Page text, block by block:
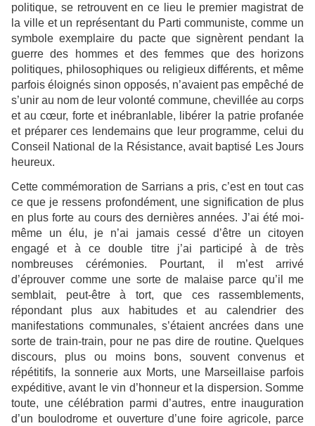
politique, se retrouvent en ce lieu le premier magistrat de
la ville et un représentant du Parti communiste, comme un
symbole exemplaire du pacte que signèrent pendant la
guerre des hommes et des femmes que des horizons
politiques, philosophiques ou religieux différents, et même
parfois éloignés sinon opposés, n’avaient pas empêché de
s’unir au nom de leur volonté commune, chevillée au corps
et au cœur, forte et inébranlable, libérer la patrie profanée
et préparer ces lendemains que leur programme, celui du
Conseil National de la Résistance, avait baptisé Les Jours
heureux.
Cette commémoration de Sarrians a pris, c’est en tout cas
ce que je ressens profondément, une signification de plus
en plus forte au cours des dernières années. J’ai été moi-
même un élu, je n’ai jamais cessé d’être un citoyen
engagé et à ce double titre j’ai participé à de très
nombreuses cérémonies. Pourtant, il m’est arrivé
d’éprouver comme une sorte de malaise parce qu’il me
semblait, peut-être à tort, que ces rassemblements,
répondant plus aux habitudes et au calendrier des
manifestations communales, s’étaient ancrées dans une
sorte de train-train, pour ne pas dire de routine. Quelques
discours, plus ou moins bons, souvent convenus et
répétitifs, la sonnerie aux Morts, une Marseillaise parfois
expéditive, avant le vin d’honneur et la dispersion. Somme
toute, une célébration parmi d’autres, entre inauguration
d’un boulodrome et ouverture d’une foire agricole, parce